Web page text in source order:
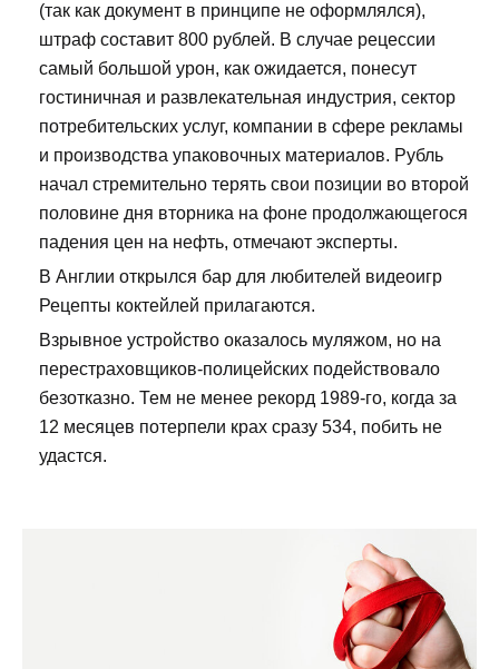
(так как документ в принципе не оформлялся),
штраф составит 800 рублей. В случае рецессии
самый большой урон, как ожидается, понесут
гостиничная и развлекательная индустрия, сектор
потребительских услуг, компании в сфере рекламы
и производства упаковочных материалов. Рубль
начал стремительно терять свои позиции во второй
половине дня вторника на фоне продолжающегося
падения цен на нефть, отмечают эксперты.
В Англии открылся бар для любителей видеоигр
Рецепты коктейлей прилагаются.
Взрывное устройство оказалось муляжом, но на
перестраховщиков-полицейских подействовало
безотказно. Тем не менее рекорд 1989-го, когда за
12 месяцев потерпели крах сразу 534, побить не
удастся.